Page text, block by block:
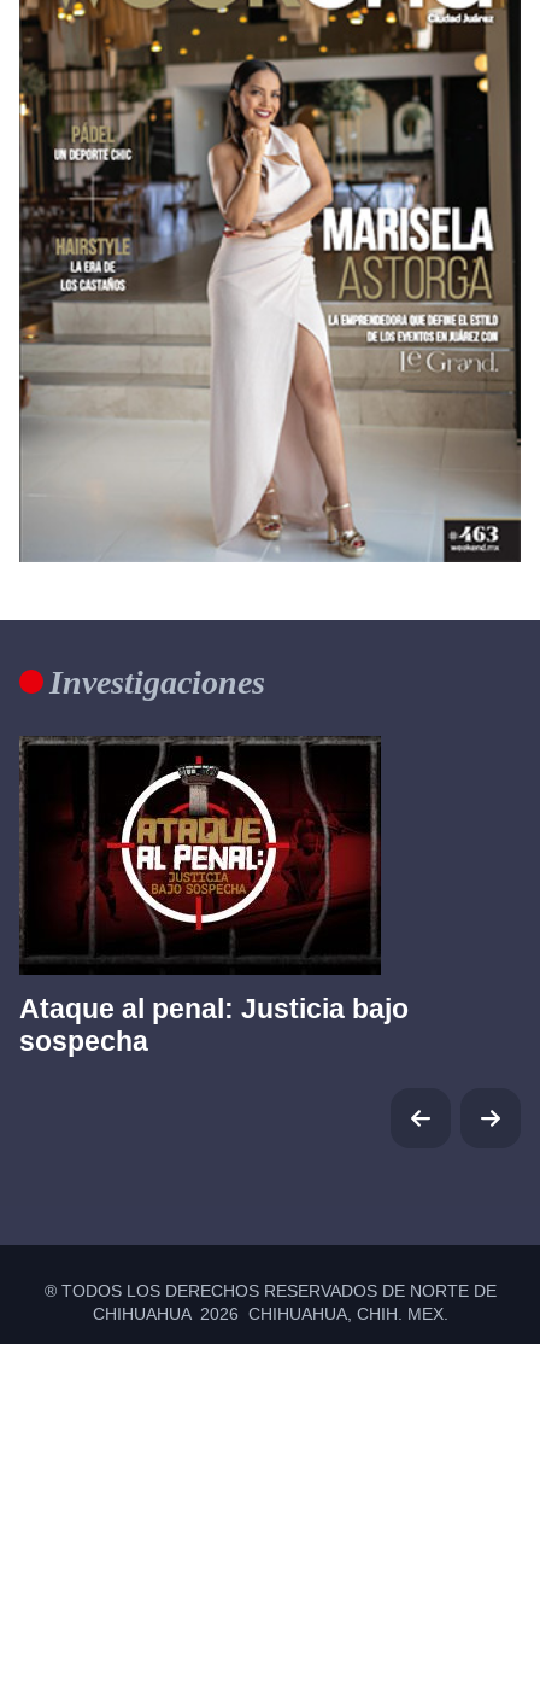
Investigaciones
Ataque al penal: Justicia bajo
sospecha
® TODOS LOS DERECHOS RESERVADOS DE NORTE DE
CHIHUAHUA 2026 CHIHUAHUA, CHIH. MEX.